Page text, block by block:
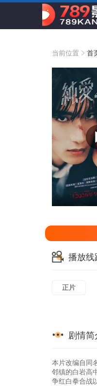
当前位置 首
播放线
正片
剧情简
本片改编自同
邻镇的白岩高
争红白拳合战